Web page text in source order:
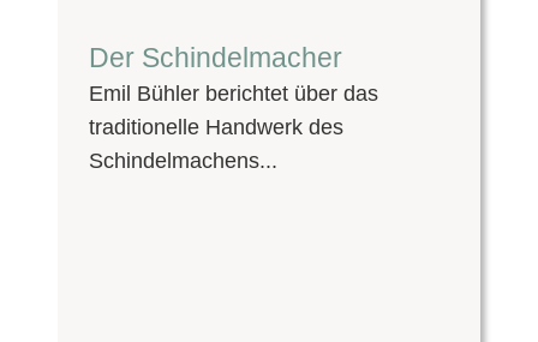
Der Schindelmacher
Emil Bühler berichtet über das
traditionelle Handwerk des
Schindelmachens...